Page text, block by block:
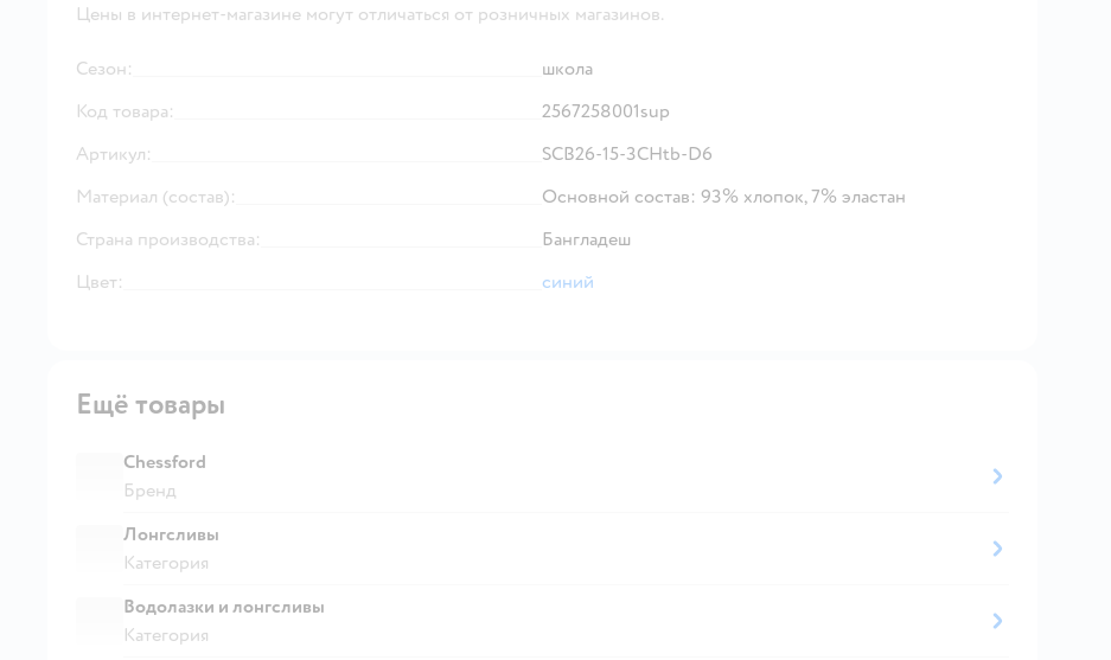
Цены в интернет-магазине могут отличаться от розничных магазинов.
Сезон:
школа
Код товара:
2567258001sup
Артикул:
SCB26-15-3CHtb-D6
Материал (состав):
Основной состав: 93% хлопок, 7% эластан
Страна производства:
Бангладеш
Цвет:
синий
Ещё товары
Chessford
Бренд
Лонгсливы
Категория
Водолазки и лонгсливы
Категория